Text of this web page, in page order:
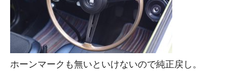
ホーンマークも無いといけないので純正戻し。